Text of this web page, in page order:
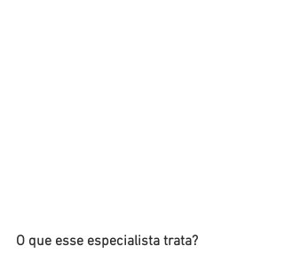
O que esse especialista trata?